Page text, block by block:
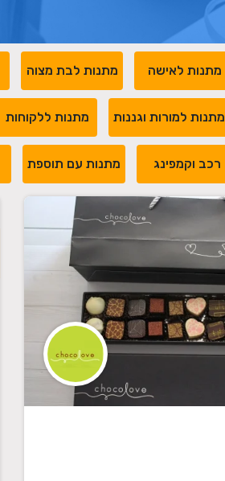
מתנות לאישה מתנות לבת מצוה
מתנות למורות וגננות מתנות ללקוחות
רכב וקמפינג מתנות עם תוספת